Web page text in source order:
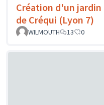
Création d'un
de Créqui (Lyon 7)
WILMOUTH
13 0